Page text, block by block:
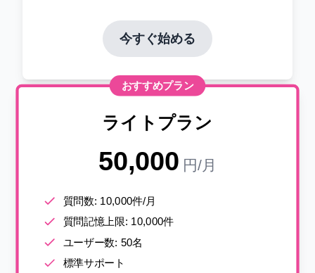
今すぐ始める
おすすめプラン
ライトプラン
50,000 円/月
質問数: 10,000件/月
質問記憶上限: 10,000件
ユーザー数: 50名
標準サポート
サービスについて詳しく知りたい
気になることを質問したい